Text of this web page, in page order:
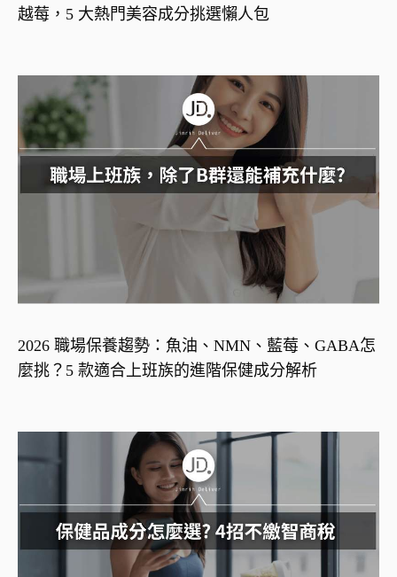
越莓，5 大熱門美容成分挑選懶人包
2026 職場保養趨勢：魚油、NMN、藍莓、GABA怎
麼挑？5 款適合上班族的進階保健成分解析